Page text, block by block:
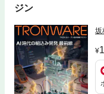
ジン
坂